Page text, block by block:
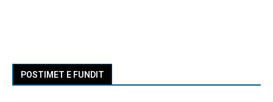
POSTIMET E FUNDIT